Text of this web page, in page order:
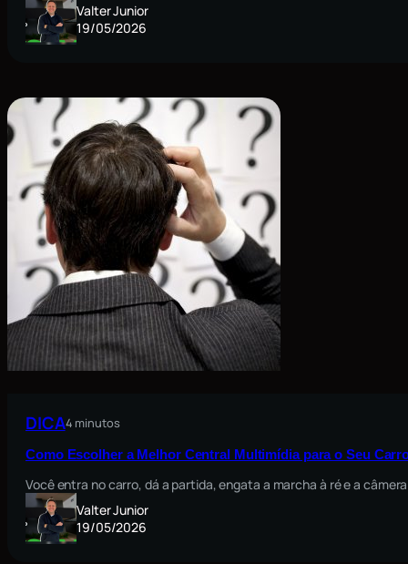
Valter Junior
19/05/2026
DICA4 minutos
Como Escolher a Melhor Central Multimídia para o Seu
Você entra no carro, dá a partida, engata a marcha à ré e a
Valter Junior
19/05/2026